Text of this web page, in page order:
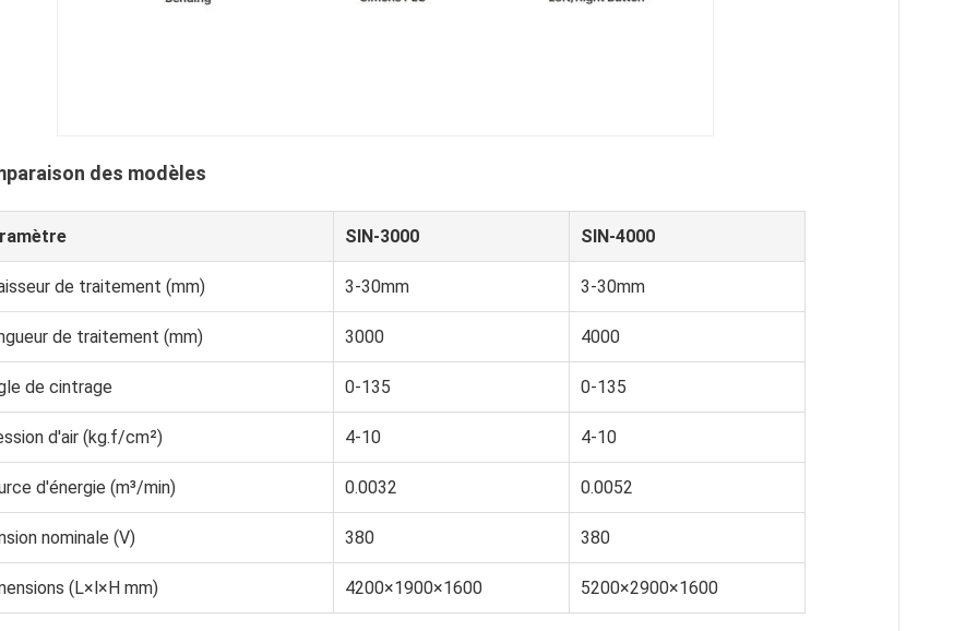
des modèles
SIN-3000 SIN-4000
de traitement (mm) 3-30mm 3-30mm
de traitement (mm) 3000 4000
de cintrage 0-135 0-135
d'air (kg.f/cm²) 4-10 4-10
d'énergie (m³/min) 0.0032 0.0052
nominale (V) 380 380
(L×l×H mm) 4200×1900×1600 5200×2900×1600